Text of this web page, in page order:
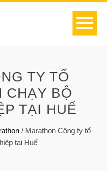
TY TỔ
CHẠY BỘ
TẠI HUẾ
/ Marathon Công ty tổ
tại Huế